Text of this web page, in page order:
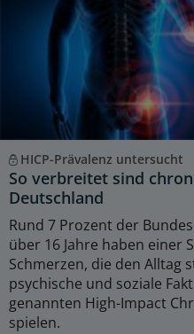
HICP-Prävalenz untersucht
So verbreitet sind
Deutschland
Rund 7 Prozent der
über 16 Jahre haben einer
Schmerzen, die den Alltag
psychische und soziale
genannten High-Impact
spielen.